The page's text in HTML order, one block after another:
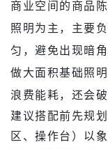
商业空间的商品
照明为主，主要
匀，避免出现暗
做大面积基础照
浪费能耗，还会
建议搭配前先规
区、操作台）以